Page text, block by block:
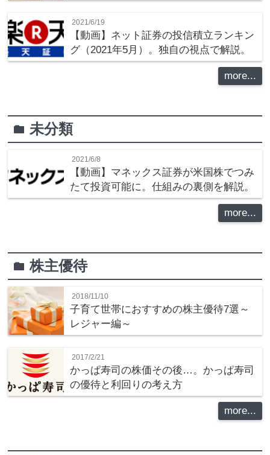
2021/6/19
【動画】ネット証券の投信積立ランキン
グ（2021年5月）。独自の視点で解説。
more...
folder未分類
2021/6/8
【動画】マネックス証券が米国株でつみ
たて投資可能に。仕組みの裏側を解説。
more...
folder株主優待
2018/11/10
子育て世帯におすすめの株主優待7選～
レジャー編～
2017/2/21
かっぱ寿司の株価その後…。かっぱ寿司
の優待と利回りの考え方
more...